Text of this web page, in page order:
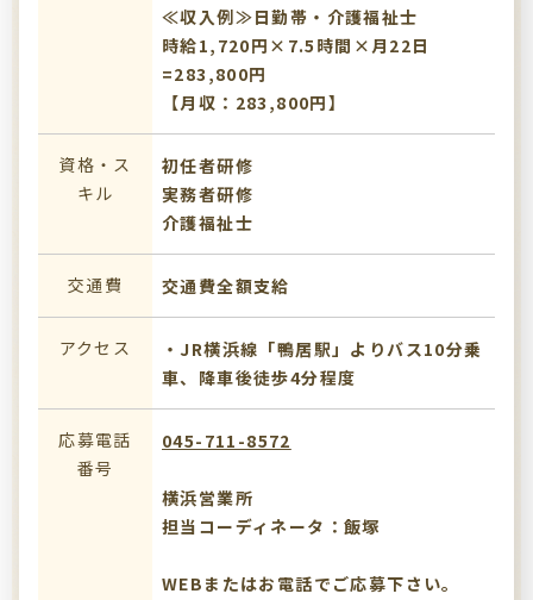
≪収入例≫日勤帯・介護福祉士
時給1,720円×7.5時間×月22日
=283,800円
【月収：283,800円】
資格・ス
キル
初任者研修
実務者研修
介護福祉士
交通費 交通費全額支給
アクセス
・JR横浜線「鴨居駅」よりバス10分乗
車、降車後徒歩4分程度
応募電話
番号
045-711-8572
横浜営業所
担当コーディネータ：飯塚
WEBまたはお電話でご応募下さい。